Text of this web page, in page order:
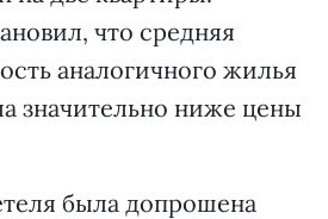
что средняя
аналогичного жилья
значительно ниже цены
была допрошена